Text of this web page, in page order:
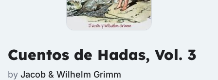
Cuentos de Hadas, Vol. 3
by Jacob & Wilhelm Grimm